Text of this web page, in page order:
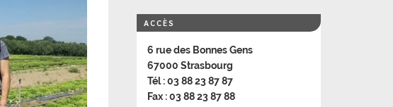
ACCÈS
6 rue des Bonnes Gens
67000 Strasbourg
Tél : 03 88 23 87 87
Fax : 03 88 23 87 88